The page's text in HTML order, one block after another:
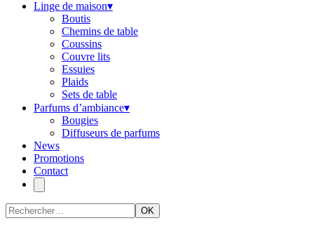
Linge de maison▾
Boutis
Chemins de table
Coussins
Couvre lits
Essuies
Plaids
Sets de table
Parfums d’ambiance▾
Bougies
Diffuseurs de parfums
News
Promotions
Contact
OK